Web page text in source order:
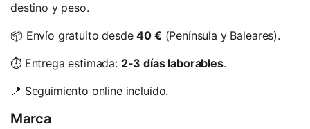
destino y peso.
📦 Envío gratuito desde40 € (Península y Baleares).
⏱️ Entrega estimada: 2-3 días laborables.
📍 Seguimiento online incluido.
Marca